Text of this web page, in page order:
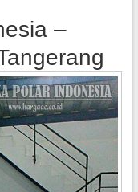
–